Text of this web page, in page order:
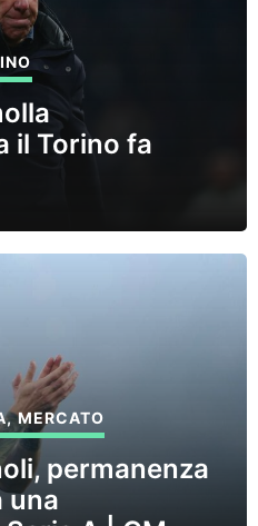
il Torino fa
,MERCATO
permanenza
una